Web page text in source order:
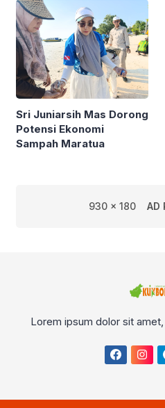
Sri Juniarsih Mas Dorong
Potensi Ekonomi
Sampah Maratua
930 x 180 AD
Lorem ipsum dolor sit